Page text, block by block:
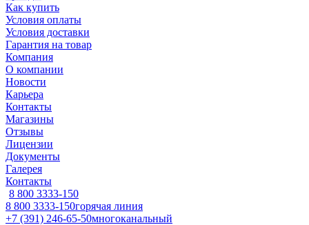
Как купить
Условия оплаты
Условия доставки
Гарантия на товар
Компания
О компании
Новости
Карьера
Контакты
Магазины
Отзывы
Лицензии
Документы
Галерея
Контакты
8 800 3333-150
8 800 3333-150горячая линия
+7 (391) 246-65-50многоканальный